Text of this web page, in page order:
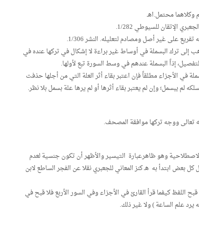
محتمل.اهـ
الإتقان للسيوطي 1/282.
على غير أصل ومصادم لتعليله. النشر 1/306.
إلى ترك البسملة في أوساط غير براءة لا إشكال في تركها عنده في
إذاً البسملة عندهم في وسط السورة تبع لأولها.
في الأجزاء مطلقاً فإن اعتبر بقاء أثر العلة التي من أجلها حذفت
لم يبسمل؛ وإن لم يعتبر بقاء أثرها أو لم يرها علة بسمل بلا نظر.
تعالى ووجه تركها موافقة المصحف.
وهو ظاهرعبارة التيسير والأظهر أن تكون جنسية لعدم
بعض ابتدأ به هـ كنز المعاني للجعبري نقلا عن الفجر الساطع لابن
اللفظ كيفما قرأ القارئ في الأجزاء وفي السور الأربع فلا قبح في
يرد علم الساعة ) ولا غير ذلك.